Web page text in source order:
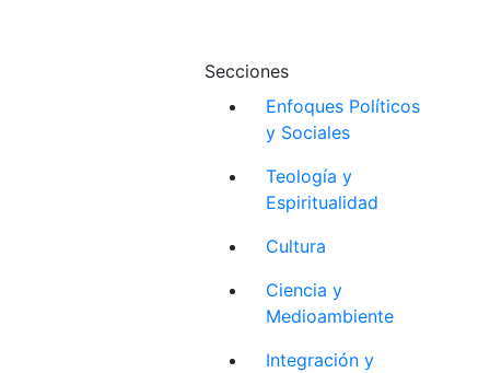
Secciones
Enfoques Políticos
y Sociales
Teología y
Espiritualidad
Cultura
Ciencia y
Medioambiente
Integración y